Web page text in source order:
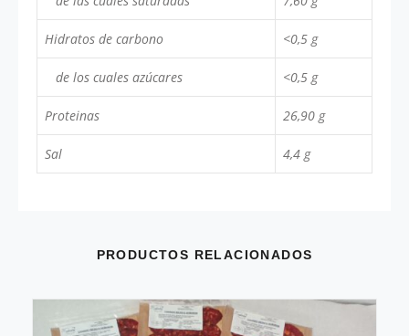
Hidratos de carbono <0,5 g
de los cuales azúcares <0,5 g
Proteinas 26,90 g
Sal 4,4 g
PRODUCTOS RELACIONADOS